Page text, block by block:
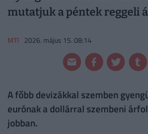
mutatjuk a péntek reggeli
MTI 2026. május 15. 08:14
A főbb devizákkal szemben
eurónak a dollárral szembeni
jobban.